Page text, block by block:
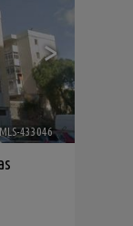
>
433046 🔗